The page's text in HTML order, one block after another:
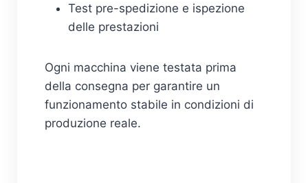
Test pre-spedizione e ispezione
delle prestazioni
Ogni macchina viene testata prima
della consegna per garantire un
funzionamento stabile in condizioni di
produzione reale.